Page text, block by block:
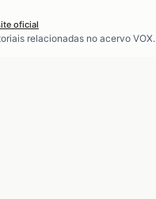
oficial
relacionadas no acervo VOX.